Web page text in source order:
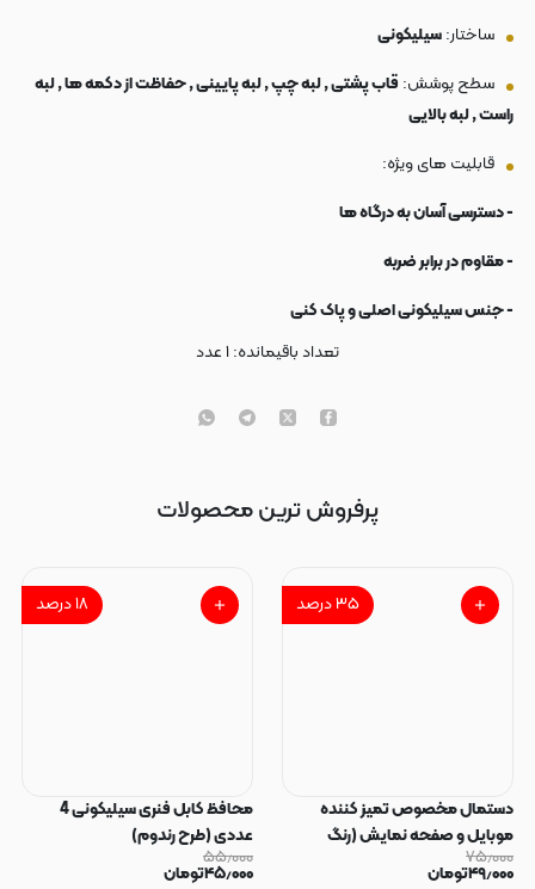
ساختار:سیلیکونی
سطح پوشش: قاب پشتی , لبه چپ , لبه پایینی , حفاظت از دکمه ها , لبه
راست , لبه بالایی
قابلیت های ویژه:
- دسترسی آسان به درگاه ها
- مقاوم در برابر ضربه
- جنس سیلیکونی اصلی و پاک کنی
تعداد باقیمانده:۱عدد
پرفروش ترین محصولات
۳۵درصد
دستمال مخصوص تمیز کننده
موبایل و صفحه نمایش (رنگ
رندوم)
۷۵٫۰۰۰
۴۹٫۰۰۰تومان
۱۸درصد
محافظ کابل فنری سیلیکونی 4
عددی (طرح رندوم)
۵۵٫۰۰۰
۴۵٫۰۰۰تومان